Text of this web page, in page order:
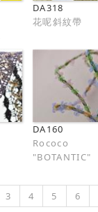
DA318
花呢斜紋帶
DA160
Rococo
"BOTANTIC"
3 4 5 6